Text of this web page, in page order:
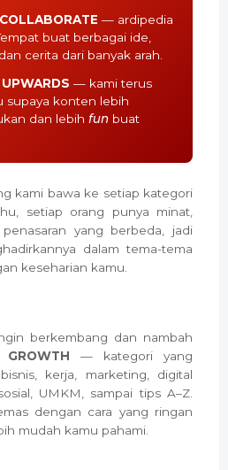
— ardipedia
buat berbagai ide,
cerita dari banyak arah.
— kami terus
supaya konten lebih
dan lebihfun buat
kami bawa ke setiap kategori
setiap orang punya minat,
yang berbeda, jadi
dalam tema-tema
keseharian kamu.
berkembang dan nambah
GROWTH — kategori yang
kerja, marketing, digital
UMKM, sampai tips A–Z.
dengan cara yang ringan
mudah kamu pahami.